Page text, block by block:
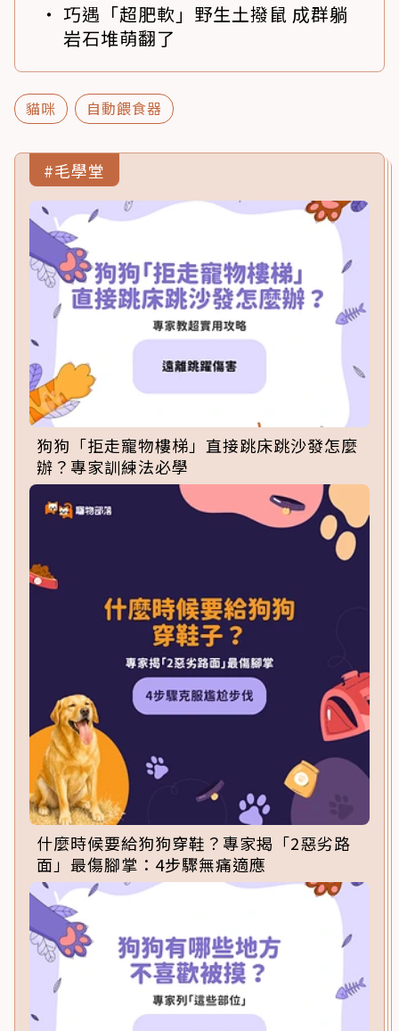
巧遇「超肥軟」野生土撥鼠 成群躺
岩石堆萌翻了
貓咪 自動餵食器
#毛學堂
狗狗「拒走寵物樓梯」直接跳床跳沙發怎麼
辦？專家訓練法必學
什麼時候要給狗狗穿鞋？專家揭「2惡劣路
面」最傷腳掌：4步驟無痛適應